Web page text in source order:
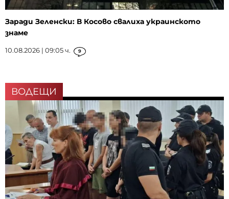
Заради Зеленски: В Косово свалиха украинското
знаме
10.08.2026 | 09:05 ч. 9
ВОДЕЩИ